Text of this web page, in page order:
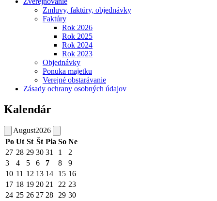
Zmluvy, faktúry, objednávky
Faktúry
Rok 2026
Rok 2025
Rok 2024
Rok 2023
Objednávky
Ponuka majetku
Verejné obstarávanie
Zásady ochrany osobných údajov
Kalendár
August2026
Po Ut St Št Pia So Ne
27 28 29 30 31 1
2
3
4 5 6 7 8
9
10 11 12 13 14 15 16
17 18 19 20 21 22 23
24 25 26 27 28 29 30